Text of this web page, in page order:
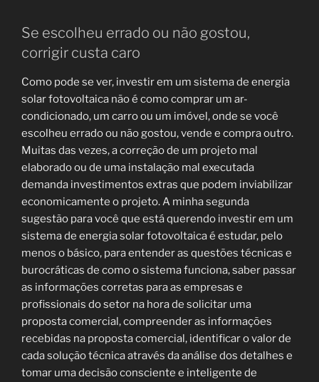
Se escolheu errado ou não gostou,
corrigir custa caro
Como pode se ver, investir em um sistema de energia
solar fotovoltaica não é como comprar um ar-
condicionado, um carro ou um imóvel, onde se você
escolheu errado ou não gostou, vende e compra outro.
Muitas das vezes, a correção de um projeto mal
elaborado ou de uma instalação mal executada
demanda investimentos extras que podem inviabilizar
economicamente o projeto. A minha segunda
sugestão para você que está querendo investir em um
sistema de energia solar fotovoltaica é estudar, pelo
menos o básico, para entender as questões técnicas e
burocráticas de como o sistema funciona, saber passar
as informações corretas para as empresas e
profissionais do setor na hora de solicitar uma
proposta comercial, compreender as informações
recebidas na proposta comercial, identificar o valor de
cada solução técnica através da análise dos detalhes e
tomar uma decisão consciente e inteligente de